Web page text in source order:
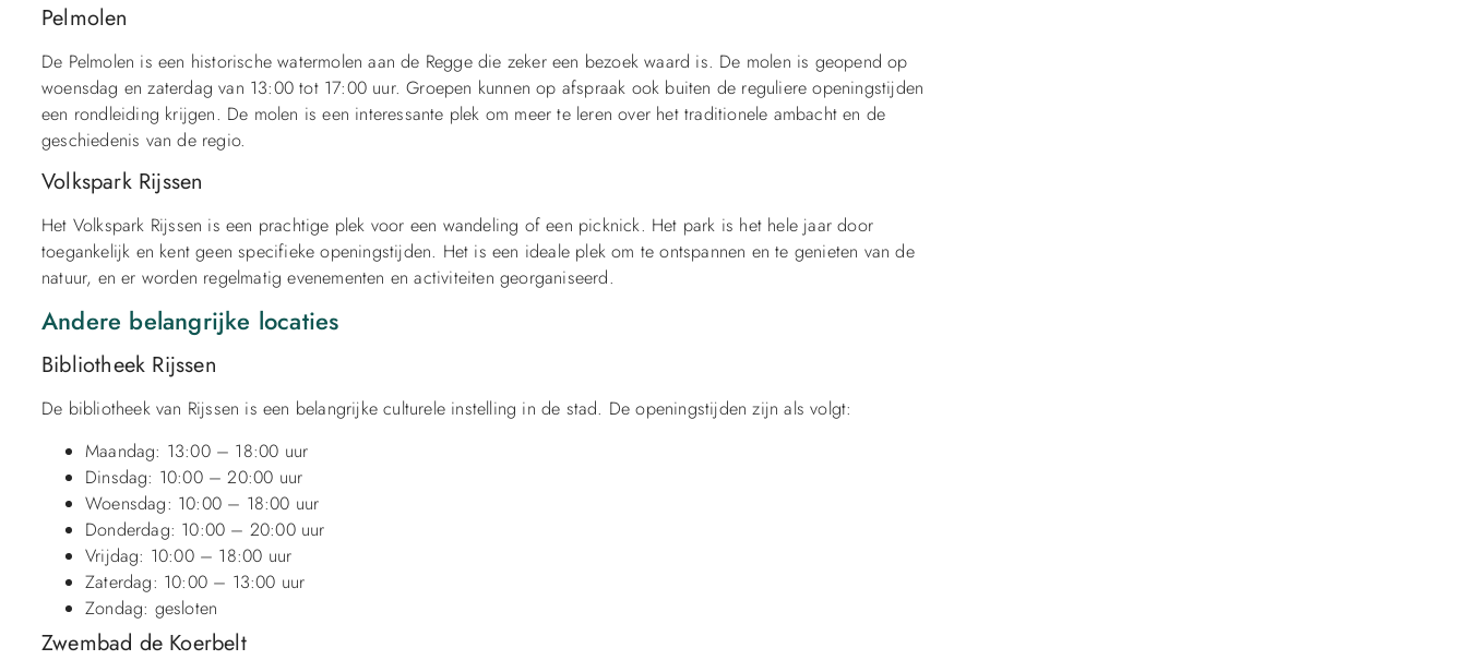
Pelmolen
De Pelmolen is een historische watermolen aan de Regge die zeker een bezoek waard is. De molen is geopend op
woensdag en zaterdag van 13:00 tot 17:00 uur. Groepen kunnen op afspraak ook buiten de reguliere openingstijden
een rondleiding krijgen. De molen is een interessante plek om meer te leren over het traditionele ambacht en de
geschiedenis van de regio.
Volkspark Rijssen
Het Volkspark Rijssen is een prachtige plek voor een wandeling of een picknick. Het park is het hele jaar door
toegankelijk en kent geen specifieke openingstijden. Het is een ideale plek om te ontspannen en te genieten van de
natuur, en er worden regelmatig evenementen en activiteiten georganiseerd.
Andere belangrijke locaties
Bibliotheek Rijssen
De bibliotheek van Rijssen is een belangrijke culturele instelling in de stad. De openingstijden zijn als volgt:
Maandag: 13:00 – 18:00 uur
Dinsdag: 10:00 – 20:00 uur
Woensdag: 10:00 – 18:00 uur
Donderdag: 10:00 – 20:00 uur
Vrijdag: 10:00 – 18:00 uur
Zaterdag: 10:00 – 13:00 uur
Zondag: gesloten
Zwembad de Koerbelt